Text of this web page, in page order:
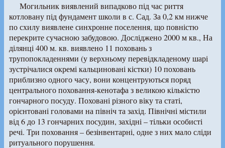
Могильник виявлений випадково під час риття
котловану під фундамент школи в с. Сад. За 0,2 км нижче
по схилу виявлене синхронне поселення, що повністю
перекрите сучасною забудовою. Досліджено 2000 м кв., На
ділянці 400 м. кв. виявлено 11 поховань з
трупопокладеннями (у верхньому перевідкладеному шарі
зустрічалися окремі кальциновані кістки) 10 поховань
приблизно одного часу, вони концентруються поряд
центрального поховання-кенотафа з великою кількістю
гончарного посуду. Поховані різного віку та статі,
орієнтовані головами на північ та захід. Північні містили
від 6 до 13 гончарних посудин, західні – тільки особисті
речі. Три поховання – безінвентарні, одне з них мало сліди
ритуального порушення.